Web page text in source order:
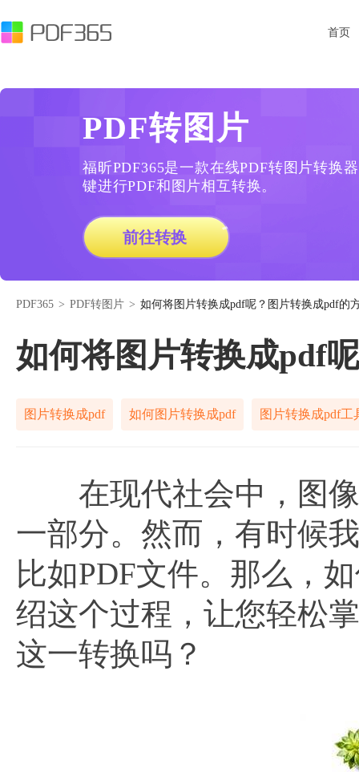
首页
PDF转图片
福昕PDF365是一款在线PDF转图片转换
键进行PDF和图片相互转换。
前往转换
PDF365 > PDF转图片 > 如何将图片转换成pdf呢？图片转换成pdf的
如何将图片转换成pdf
图片转换成pdf 如何图片转换成pdf 图片转换成pdf工
在现代社会中，图像
一部分。然而，有时候
比如PDF文件。那么，
绍这个过程，让您轻松
这一转换吗？